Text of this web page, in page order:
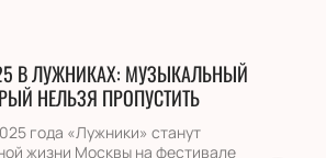
В ЛУЖНИКАХ: МУЗЫКАЛЬНЫЙ
НЕЛЬЗЯ ПРОПУСТИТЬ
года «Лужники» станут
жизни Москвы на фестивале